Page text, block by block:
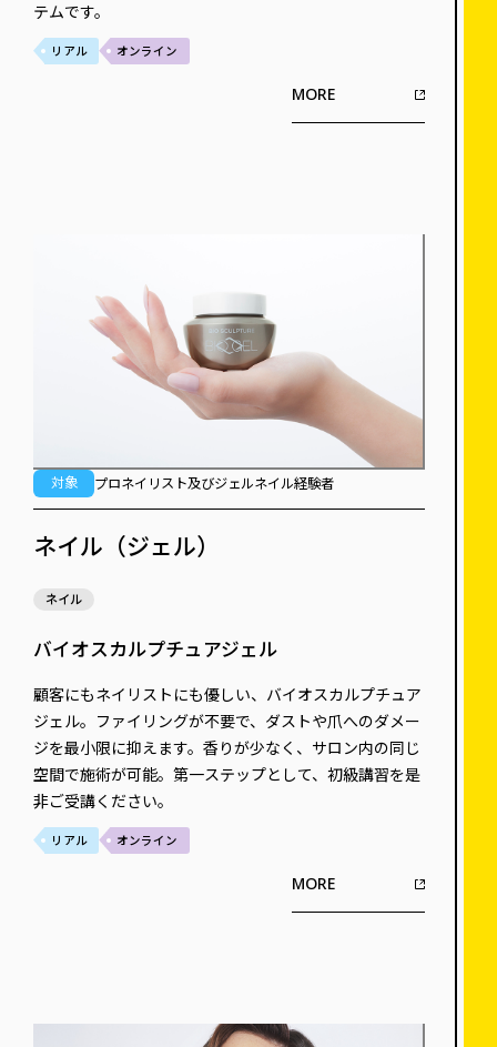
テムです。
リアル オンライン
MORE
対象 プロネイリスト及びジェルネイル経験者
ネイル（ジェル）
ネイル
バイオスカルプチュアジェル
顧客にもネイリストにも優しい、バイオスカルプチュア
ジェル。ファイリングが不要で、ダストや爪へのダメー
ジを最小限に抑えます。香りが少なく、サロン内の同じ
空間で施術が可能。第一ステップとして、初級講習を是
非ご受講ください。
リアル オンライン
MORE